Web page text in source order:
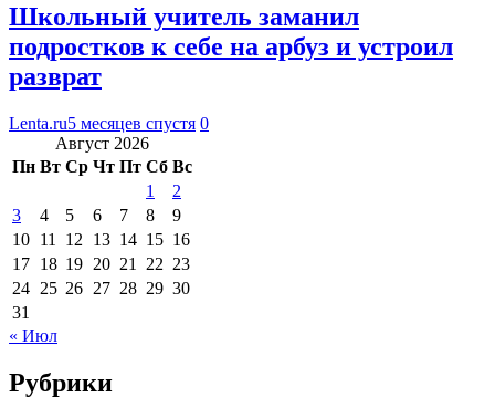
Школьный учитель заманил
подростков к себе на арбуз и устроил
разврат
Lenta.ru5 месяцев спустя 0
Август 2026
Пн Вт Ср Чт Пт Сб Вс
1
2
3
4 5 6 7 8
9
10 11 12 13 14 15 16
17 18 19 20 21 22 23
24 25 26 27 28 29 30
31
« Июл
Рубрики